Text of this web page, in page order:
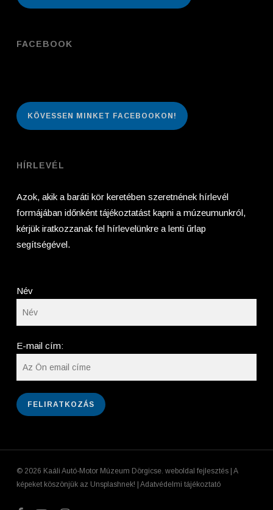
FACEBOOK
KÖVESSEN MINKET FACEBOOKON!
HÍRLEVÉL
Azok, akik a baráti kör keretében szeretnének hírlevél
formájában időnként tájékoztatást kapni a múzeumunkról,
kérjük iratkozzanak fel hírlevelünkre a lenti űrlap
segítségével.
Név
E-mail cím:
© 2026 Kaáli Autó-Motor Múzeum Dörgicse. weboldal fejlesztés| A
képeket köszönjük az Unsplashnek! Adatvédelmi tájékoztató